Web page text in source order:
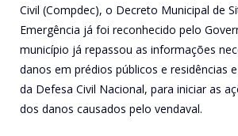
Civil (Compdec), o Decreto Municipal de
Emergência já foi reconhecido pelo
município já repassou as informações
danos em prédios públicos e residências
da Defesa Civil Nacional, para iniciar as
dos danos causados pelo vendaval.